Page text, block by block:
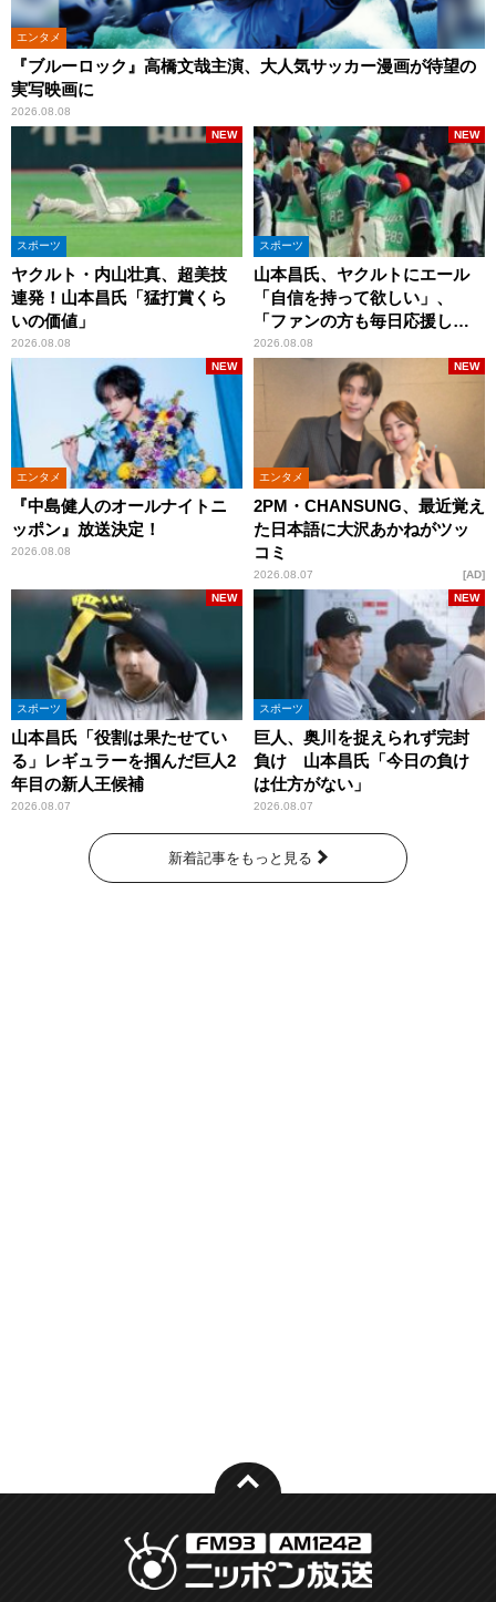
エンタメ
『ブルーロック』高橋文哉主演、大人気サッカー漫画が待望の
実写映画に
2026.08.08
スポーツ
ヤクルト・内山壮真、超美技
連発！山本昌氏「猛打賞くら
いの価値」
2026.08.08
NEW
スポーツ
山本昌氏、ヤクルトにエール
「自信を持って欲しい」、
「ファンの方も毎日応援して
くれています」
2026.08.08
NEW
エンタメ
『中島健人のオールナイトニ
ッポン』放送決定！
2026.08.08
NEW
エンタメ
2PM・CHANSUNG、最近覚え
た日本語に大沢あかねがツッ
コミ
2026.08.07
NEW
AD
スポーツ
山本昌氏「役割は果たせてい
る」レギュラーを掴んだ巨人2
年目の新人王候補
2026.08.07
NEW
スポーツ
巨人、奥川を捉えられず完封
負け 山本昌氏「今日の負け
は仕方がない」
2026.08.07
NEW
新着記事をもっと見る